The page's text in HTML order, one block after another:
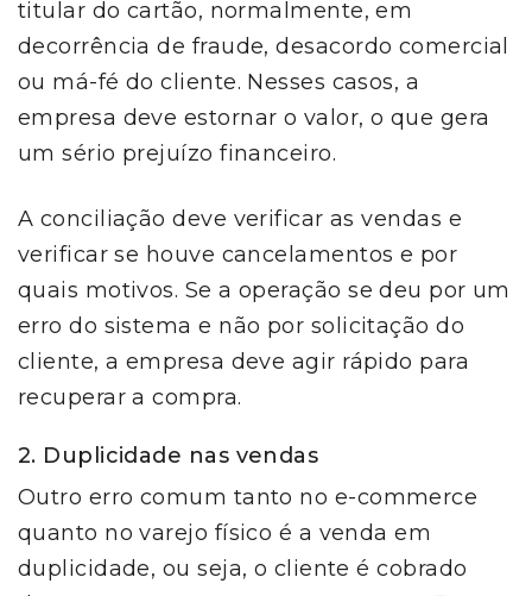
titular do cartão, normalmente, em
decorrência de fraude, desacordo comercial
ou má-fé do cliente. Nesses casos, a
empresa deve estornar o valor, o que gera
um sério prejuízo financeiro.
A conciliação deve verificar as vendas e
verificar se houve cancelamentos e por
quais motivos. Se a operação se deu por um
erro do sistema e não por solicitação do
cliente, a empresa deve agir rápido para
recuperar a compra.
2. Duplicidade nas vendas
Outro erro comum tanto no e-commerce
quanto no varejo físico é a venda em
duplicidade, ou seja, o cliente é cobrado